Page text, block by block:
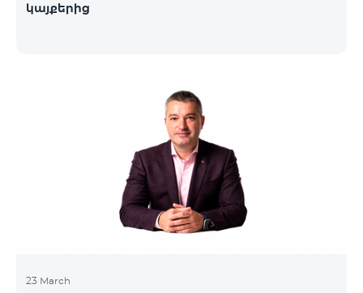
կայքերից
23 March